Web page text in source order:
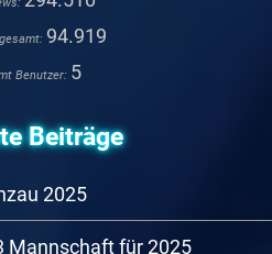
94.919
Benutzer: 5
Beiträge
2025
Mannschaft für 2025